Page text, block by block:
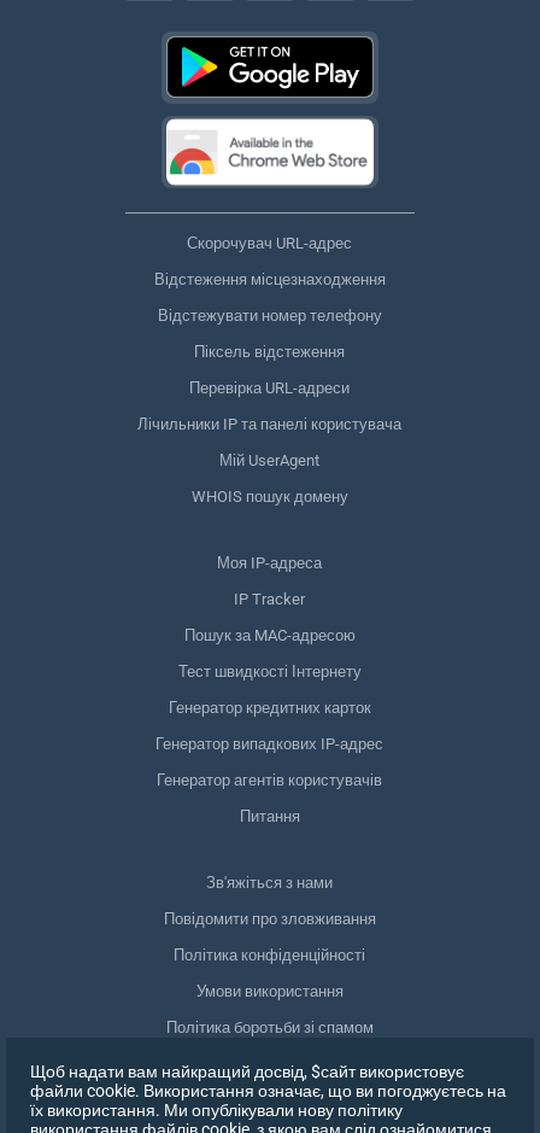
Скорочувач URL-адрес
Відстеження місцезнаходження
Відстежувати номер телефону
Піксель відстеження
Перевірка URL-адреси
Лічильники IP та панелі користувача
Мій UserAgent
WHOIS пошук домену
Моя IP-адреса
IP Tracker
Пошук за MAC-адресою
Тест швидкості Інтернету
Генератор кредитних карток
Генератор випадкових IP-адрес
Генератор агентів користувачів
Питання
Зв'яжіться з нами
Повідомити про зловживання
Політика конфіденційності
Умови використання
Політика боротьби зі спамом
Відповідність GDPR
Видалити мої дані
Щоб надати вам найкращий досвід, $сайт використовує
файли cookie. Використання означає, що ви погоджуєтесь на
їх використання. Ми опублікували нову політику